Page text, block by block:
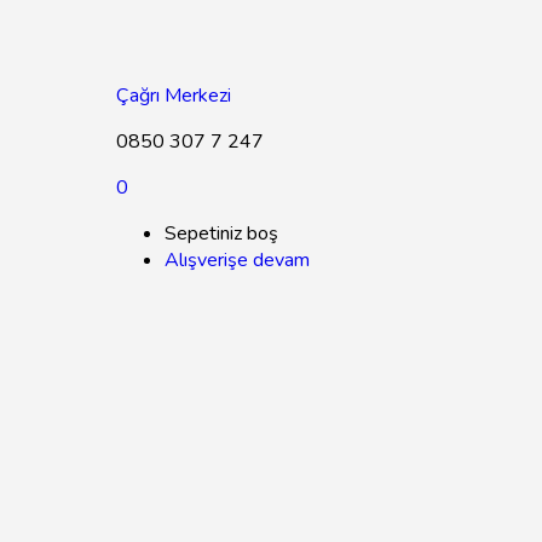
Çağrı Merkezi
0850 307 7 247
0
Sepetiniz boş
Alışverişe devam